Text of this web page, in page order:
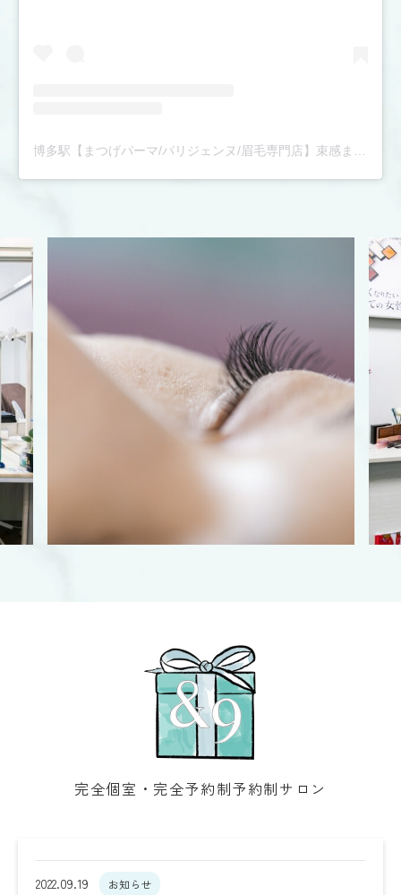
博多駅【まつげパーマ/パリジェンヌ/眉毛専門店】束感まつ毛パーマ|骨格診断眉スタイリング|完全個室|アンドナイン(@andnine9)がシェアした投稿
完全個室・完全予約制予約制サロン
2022.09.19 お知らせ